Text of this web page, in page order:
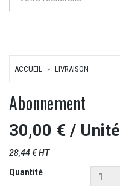
ACCUEIL LIVRAISON
Abonnement
30,00 € / Unité
28,44 € HT
Quantité